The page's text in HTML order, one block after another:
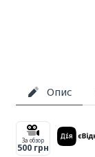
Опис
За обзор
500 грн